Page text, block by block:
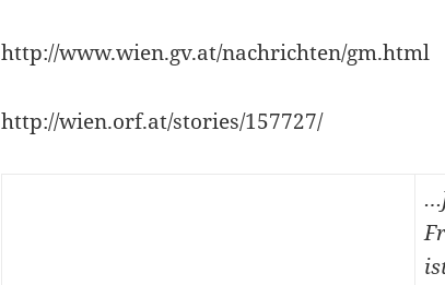
http://www.wien.gv.at/nachrichten/gm.html
http://wien.orf.at/stories/157727/